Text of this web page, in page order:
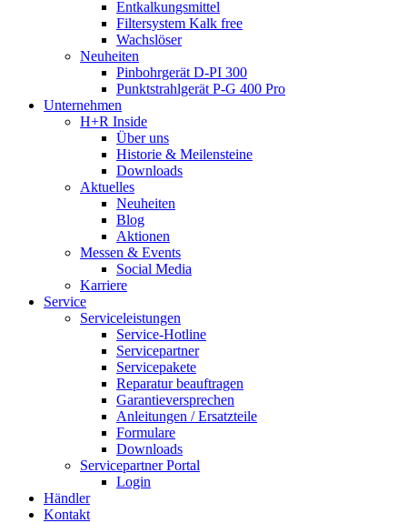
Entkalkungsmittel
Filtersystem Kalk free
Wachslöser
Neuheiten
Pinbohrgerät D-PI 300
Punktstrahlgerät P-G 400 Pro
Unternehmen
H+R Inside
Über uns
Historie & Meilensteine
Downloads
Aktuelles
Neuheiten
Blog
Aktionen
Messen & Events
Social Media
Karriere
Service
Serviceleistungen
Service-Hotline
Servicepartner
Servicepakete
Reparatur beauftragen
Garantieversprechen
Anleitungen / Ersatzteile
Formulare
Downloads
Servicepartner Portal
Login
Händler
Kontakt